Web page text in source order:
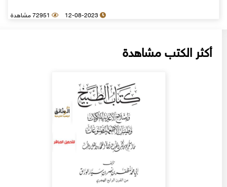
12-08-2023 72951 مشاهدة
أكثر الكتب مشاهدة